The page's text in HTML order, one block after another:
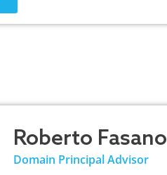
Roberto Fasano
Domain Principal Advisor